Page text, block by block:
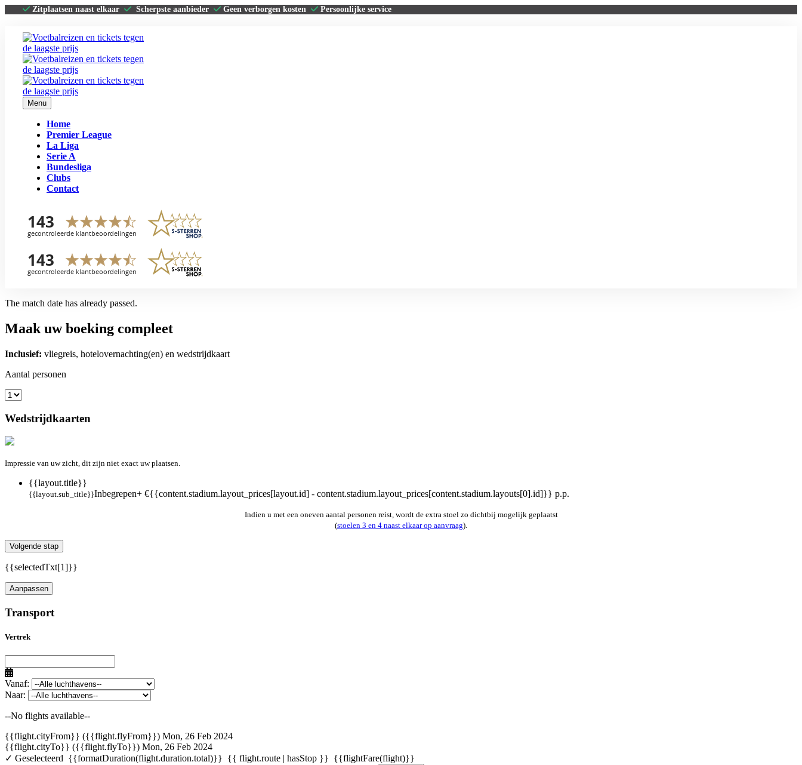
Zitplaatsen naast elkaar Scherpste aanbieder Geen verborgen kosten Persoonlijke service
Menu
Home
Premier League
La Liga
Serie A
Bundesliga
Clubs
Contact
The match date has already passed.
Maak uw boeking compleet
Inclusief: vliegreis, hotelovernachting(en) en wedstrijdkaart
Aantal personen
Wedstrijdkaarten
Impressie van uw zicht, dit zijn niet exact uw plaatsen.
{{layout.title}}
{{layout.sub_title}}Inbegrepen+ €{{content.stadium.layout_prices[layout.id] - content.stadium.layout_prices[content.stadium.layouts[0].id]}} p.p.
Indien u met een oneven aantal personen reist, wordt de extra stoel zo dichtbij mogelijk geplaatst
(stoelen 3 en 4 naast elkaar op aanvraag).
Volgende stap
{{selectedTxt[1]}}
Aanpassen
Transport
Vertrek
Vanaf:
Naar:
--No flights available--
{{flight.cityFrom}} ({{flight.flyFrom}}) Mon, 26 Feb 2024
{{flight.cityTo}} ({{flight.flyTo}}) Mon, 26 Feb 2024
✓ Geselecteerd {{formatDuration(flight.duration.total)}} {{ flight.route | hasStop }} {{flightFare(flight)}}